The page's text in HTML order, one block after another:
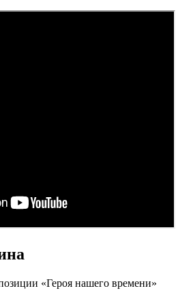
«Героя нашего времени»